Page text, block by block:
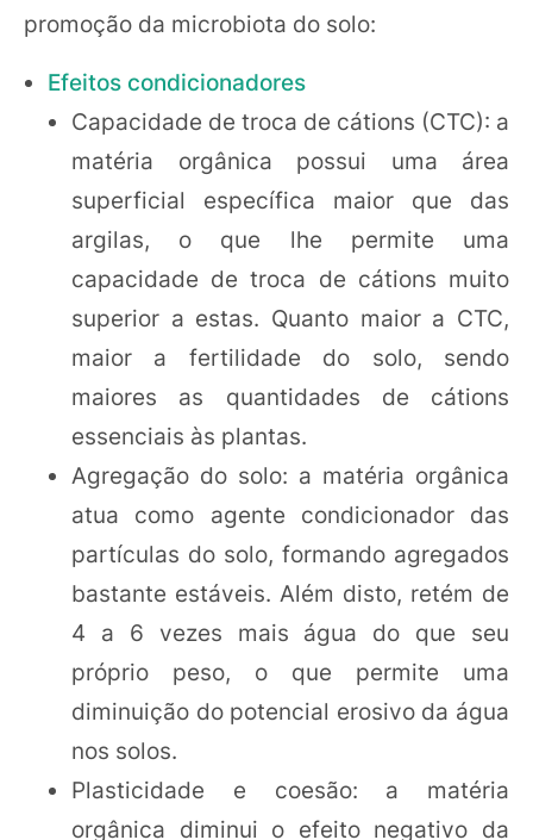
promoção da microbiota do solo:
Efeitos condicionadores
Capacidade de troca de cátions (CTC): a
matéria orgânica possui uma área
superficial específica maior que das
argilas, o que lhe permite uma
capacidade de troca de cátions muito
superior a estas. Quanto maior a CTC,
maior a fertilidade do solo, sendo
maiores as quantidades de cátions
essenciais às plantas.
Agregação do solo: a matéria orgânica
atua como agente condicionador das
partículas do solo, formando agregados
bastante estáveis. Além disto, retém de
4 a 6 vezes mais água do que seu
próprio peso, o que permite uma
diminuição do potencial erosivo da água
nos solos.
Plasticidade e coesão: a matéria
orgânica diminui o efeito negativo da